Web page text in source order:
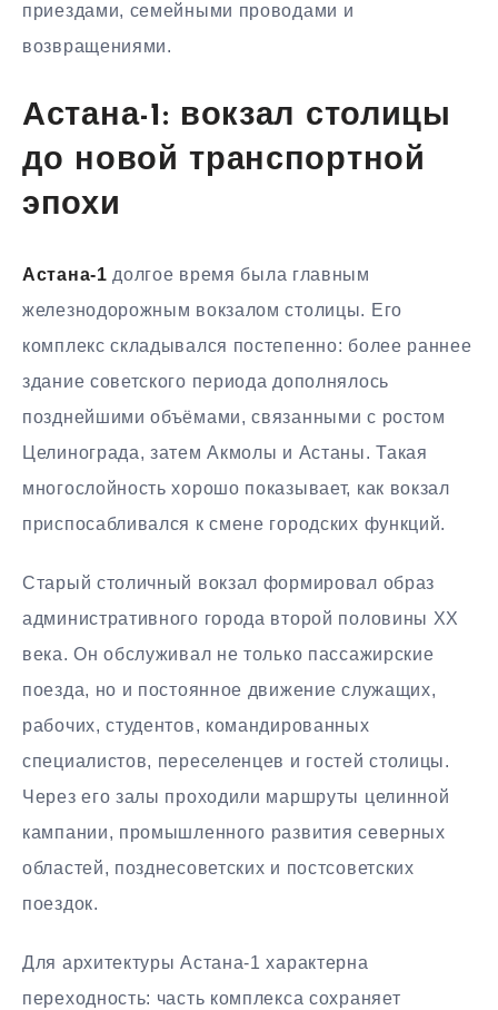
приездами, семейными проводами и
возвращениями.
Астана-1: вокзал столицы
до новой транспортной
эпохи
Астана-1 долгое время была главным
железнодорожным вокзалом столицы. Его
комплекс складывался постепенно: более раннее
здание советского периода дополнялось
позднейшими объёмами, связанными с ростом
Целинограда, затем Акмолы и Астаны. Такая
многослойность хорошо показывает, как вокзал
приспосабливался к смене городских функций.
Старый столичный вокзал формировал образ
административного города второй половины XX
века. Он обслуживал не только пассажирские
поезда, но и постоянное движение служащих,
рабочих, студентов, командированных
специалистов, переселенцев и гостей столицы.
Через его залы проходили маршруты целинной
кампании, промышленного развития северных
областей, позднесоветских и постсоветских
поездок.
Для архитектуры Астана-1 характерна
переходность: часть комплекса сохраняет